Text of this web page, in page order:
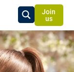
Join
us